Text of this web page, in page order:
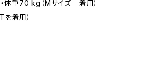
体重70 kg（Mサイズ 着用）
を着用）